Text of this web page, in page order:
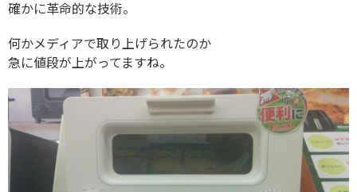
確かに革命的な技術。
何かメディアで取り上げられたのか
急に値段が上がってますね。